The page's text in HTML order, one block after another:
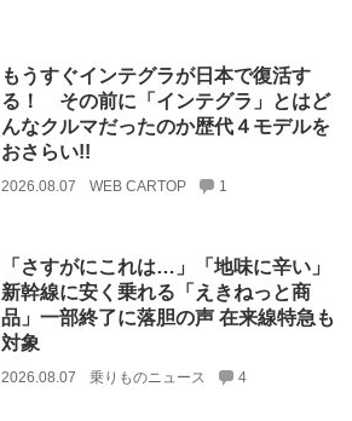
もうすぐインテグラが日本で復活す
る！ その前に「インテグラ」とはど
んなクルマだったのか歴代４モデルを
おさらい!!
2026.08.07 WEB CARTOP 1
「さすがにこれは…」「地味に辛い」
新幹線に安く乗れる「えきねっと商
品」一部終了に落胆の声 在来線特急も
対象
2026.08.07 乗りものニュース 4